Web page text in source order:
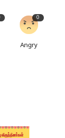
0
Angry